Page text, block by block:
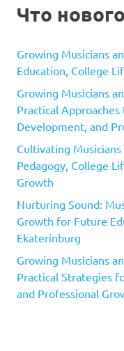
Что нового
Growing Musicians
Education, College
Growing Musicians
Practical
Development, and
Cultivating
Pedagogy, College
Growth
Nurturing Sound:
Growth for Future
Ekaterinburg
Growing Musicians
Practical Strategies
and Professional